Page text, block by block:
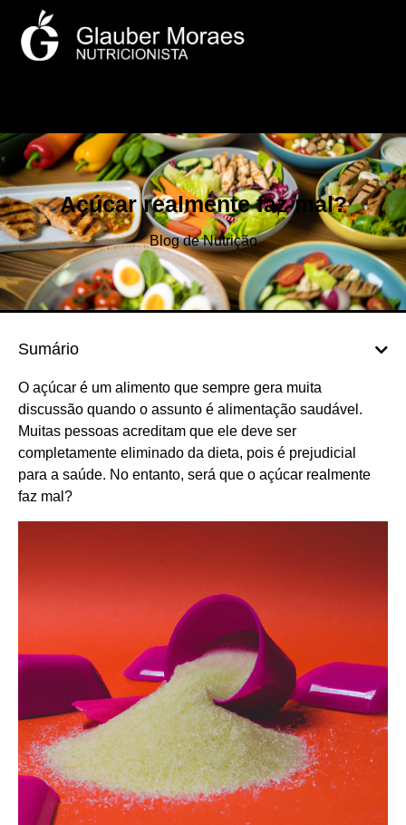
Açúcar realmente faz mal?
Blog de Nutrição
Sumário
O açúcar é um alimento que sempre gera muita
discussão quando o assunto é alimentação saudável.
Muitas pessoas acreditam que ele deve ser
completamente eliminado da dieta, pois é prejudicial
para a saúde. No entanto, será que o açúcar realmente
faz mal?